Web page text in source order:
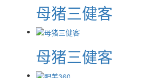
母猪三健客
母猪三健客